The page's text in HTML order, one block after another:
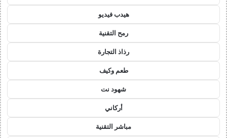
هيدب فيديو
رمح التقنية
رذاذ التجارة
طعم وكيف
شهود نت
أركاني
مباشر التقنية